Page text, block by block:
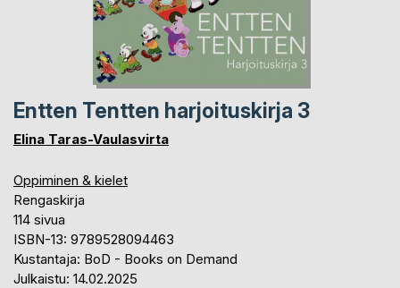
Entten Tentten harjoituskirja 3
Elina Taras-Vaulasvirta
Oppiminen & kielet
Rengaskirja
114 sivua
ISBN-13: 9789528094463
Kustantaja: BoD - Books on Demand
Julkaistu: 14.02.2025